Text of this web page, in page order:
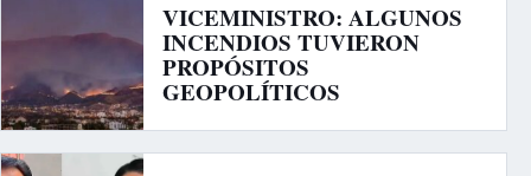
VICEMINISTRO: ALGUNOS
INCENDIOS TUVIERON
PROPÓSITOS
GEOPOLÍTICOS